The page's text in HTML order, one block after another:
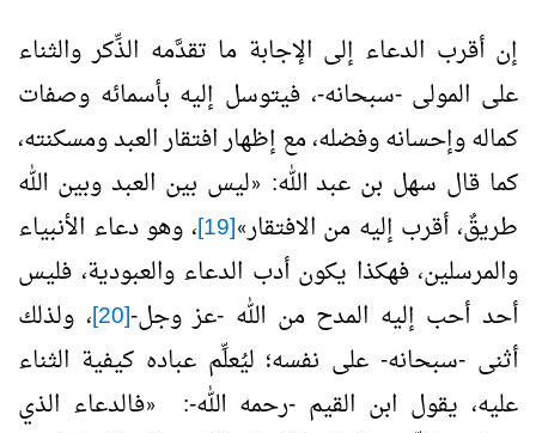
إن أقرب الدعاء إلى الإجابة ما تقدَّمه الذِّكر والثناء
على المولى -سبحانه-، فيتوسل إليه بأسمائه وصفات
كماله وإحسانه وفضله، مع إظهار افتقار العبد ومسكنته،
كما قال سهل بن عبد الله: «ليس بين العبد وبين الله
طريقٌ، أقرب إليه من الافتقار»
[19]
، وهو دعاء الأنبياء
والمرسلين، فهكذا يكون أدب الدعاء والعبودية، فليس
أحد أحب إليه المدح من الله -عز وجل-[20]
، ولذلك
أثنى -سبحانه- على نفسه؛ ليُعلِّم عباده كيفية الثناء
عليه، يقول ابن القيم -رحمه الله-:
«فالدعاء الذي